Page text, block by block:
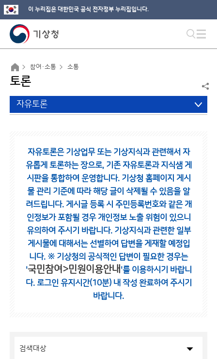
이 누리집은 대한민국 공식 전자정부 누리집입니다.
참여·소통 소통
토론
자유토론
자유토론은 기상업무 또는 기상지식과 관련해서 자
유롭게 토론하는 장으로, 기존 자유토론과 지식샘 게
시판을 통합하여 운영합니다. 기상청 홈페이지 게시
물 관리 기준에 따라 해당 글이 삭제될 수 있음을 알
려드립니다. 게시글 등록 시 주민등록번호와 같은 개
인정보가 포함될 경우 개인정보 노출 위험이 있으니
유의하여 주시기 바랍니다. 기상지식과 관련한 일부
게시물에 대해서는 선별하여 답변을 게재할 예정입
니다. ※ 기상청의 공식적인 답변이 필요한 경우는
'국민참여>민원이용안내 '를 이용하시기 바랍니
다. 로그인 유지시간(10분) 내 작성 완료하여 주시기
바랍니다.